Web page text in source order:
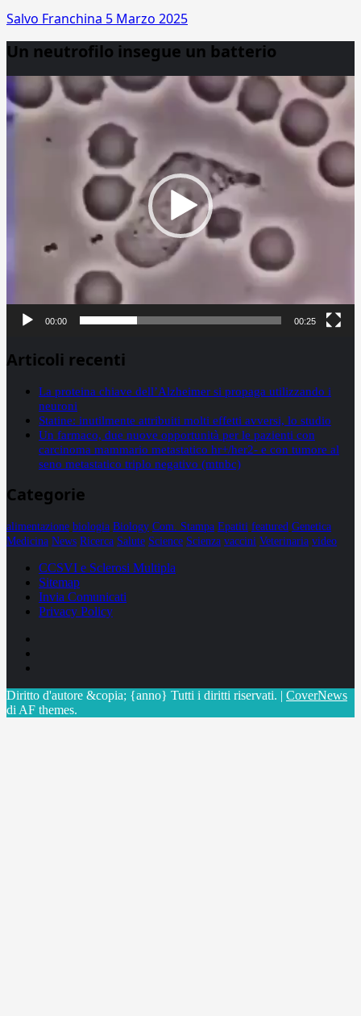
Salvo Franchina 5 Marzo 2025
Un neutrofilo insegue un batterio
Player
00:00 00:25
Articoli recenti
La proteina chiave dell’Alzheimer si propaga utilizzando i
neuroni
Statine: inutilmente attribuiti molti effetti avversi, lo studio
Un farmaco, due nuove opportunità per le pazienti con
carcinoma mammario metastatico hr+/her2- e con tumore al
seno metastatico triplo negativo (mtnbc)
Categorie
alimentazione biologia Biology Com. Stampa Epatiti featured Genetica
Medicina News Ricerca Salute Science Scienza vaccini Veterinaria video
CCSVI e Sclerosi Multipla
Sitemap
Invia Comunicati
Privacy Policy
Diritto d'autore &copia; {anno} Tutti i diritti riservati. | CoverNews
di AF themes.